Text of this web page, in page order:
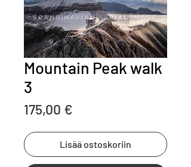
Mountain Peak walk
3
175,00 €
Lisää ostoskoriin